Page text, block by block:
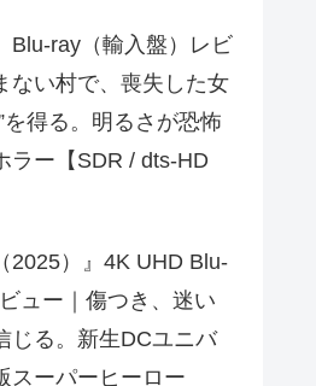
Blu-ray（輸入盤）レビ
ない村で、喪失した女
を得る。明るさが恐怖
ラー【SDR / dts-HD
2025）』4K UHD Blu-
ュー｜傷つき、迷い
じる。新生DCユニバ
スーパーヒーロー